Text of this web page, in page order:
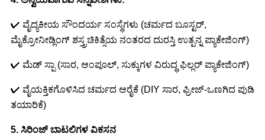
✔ ವೈದ್ಯಕೀಯ ಸೌಂದರ್ಯ ಸಂಸ್ಥೆಗಳು (ಚರ್ಮದ ಬೂಸ್ಟರ್,
ಮೈಕ್ರೋನೀಡ್ಲಿಂಗ್ ಶಸ್ತ್ರಚಿಕಿತ್ಸೆಯ ನಂತರದ ದುರಸ್ತಿ ಉತ್ಪನ್ನ ಪ್ಯಾಕೇಜಿಂಗ್)
✔ ಮೆಡ್ ಸ್ಪಾ (ಸಾರ, ಆಂಪೂಲ್, ಸುಕ್ಕುಗಳ ವಿರುದ್ಧ ಫಿಲ್ಲರ್ ಪ್ಯಾಕೇಜಿಂಗ್)
✔ ವೈಯಕ್ತಿಕಗೊಳಿಸಿದ ಚರ್ಮದ ಆರೈಕೆ (DIY ಸಾರ, ಫ್ರೀಜ್-ಒಣಗಿದ ಪುಡಿ
ತಯಾರಿಕೆ)
5. ಸಿರಿಂಜ್ ಬಾಟಲಿಗಳ ವಿಕಸನ